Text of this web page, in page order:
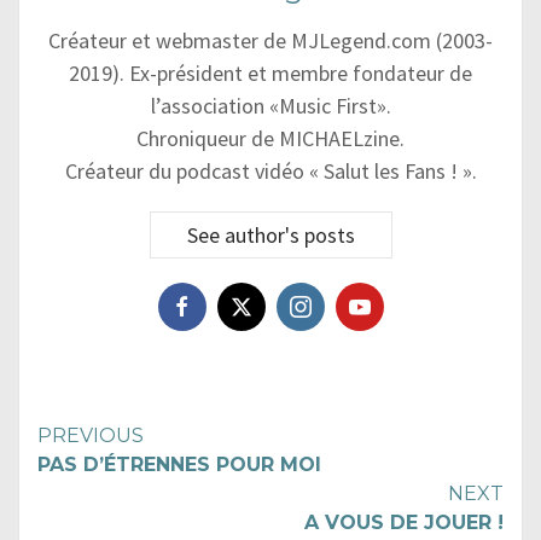
Créateur et webmaster de MJLegend.com (2003-
2019). Ex-président et membre fondateur de
l’association «Music First».
Chroniqueur de MICHAELzine.
Créateur du podcast vidéo « Salut les Fans ! ».
See author's posts
Continue
PREVIOUS
PAS D’ÉTRENNES POUR MOI
NEXT
A VOUS DE JOUER !